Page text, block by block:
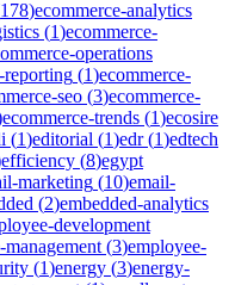
178)ecommerce-analytics
(1)ecommerce-
operations
reporting (1)ecommerce-
seo (3)ecommerce-
ecommerce-trends (1)ecosire
(1)editorial (1)edr(1)edtech
efficiency (8)egypt
marketing (10)email-
(2)embedded-analytics
development
(3)employee-
(1)energy (3)energy-